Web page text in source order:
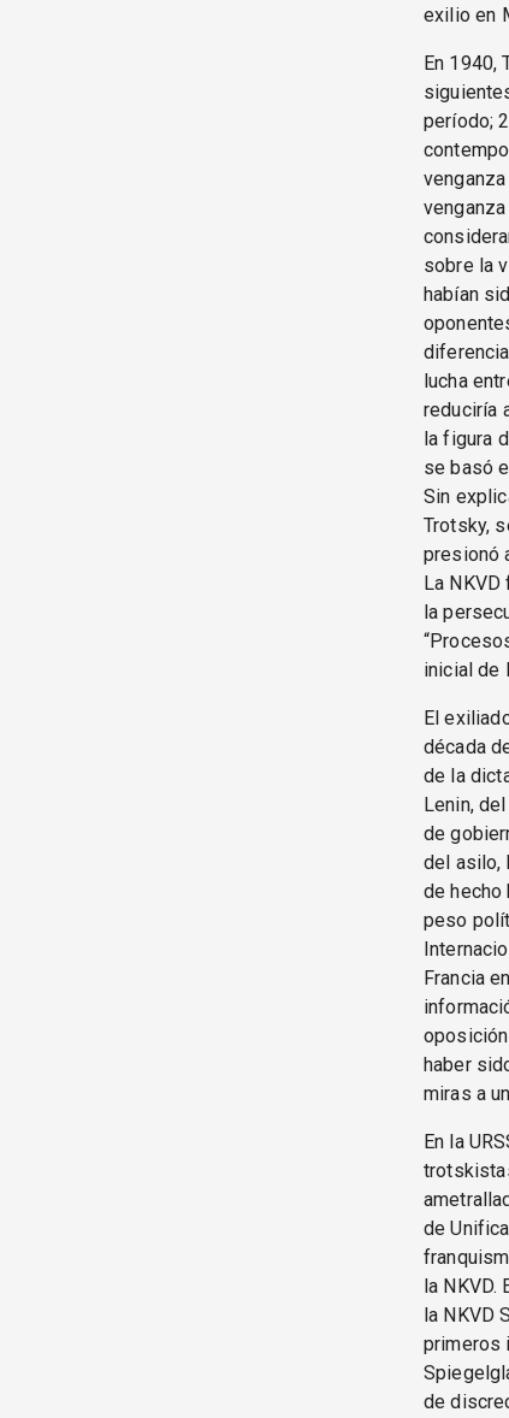
exilio en
En 1940,
período;
sobre la
habían
lucha
reduciría
la figura
se basó
Sin
Trotsky,
presionó
La
la
inicial de
El
década
de la
Lenin,
de
del asilo,
de hecho
peso
Francia
haber
miras a
En la
de
la NKVD.
la NKVD
primeros
de